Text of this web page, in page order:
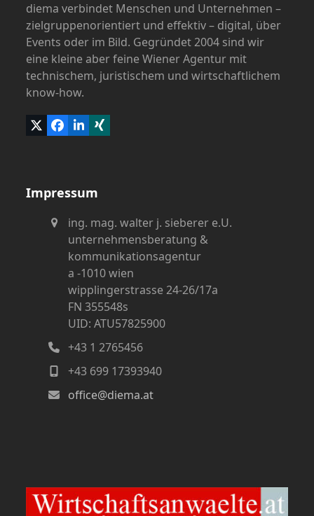
diema verbindet Menschen und Unternehmen –
zielgruppenorientiert und effektiv – digital, über
Events oder im Bild. Gegründet 2004 sind wir
eine kleine aber feine Wiener Agentur mit
technischem, juristischem und wirtschaftlichem
know-how.
TwitterFacebook
LinkedIn
Xing
Impressum
ing. mag. walter j. sieberer e.U.
unternehmensberatung &
kommunikationsagentur
a -1010 wien
wipplingerstrasse 24-26/17a
FN 355548s
UID: ATU57825900
+43 1 2765456
+43 699 17393940
office@diema.at